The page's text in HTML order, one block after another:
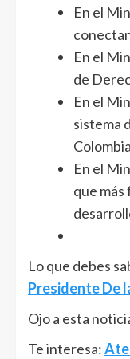
En el
En el
de
En el
sistema
En el
que más
Lo que debes
Presidente De
Ojo a esta
Te interesa: